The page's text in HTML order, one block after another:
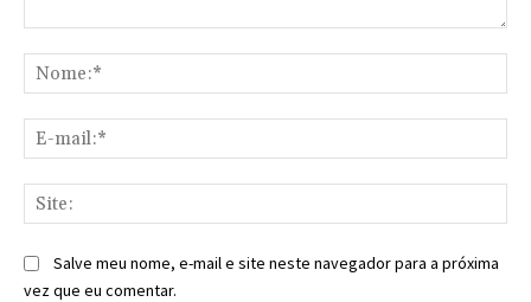
Salve meu nome, e-mail e site neste navegador para a próxima
vez que eu comentar.